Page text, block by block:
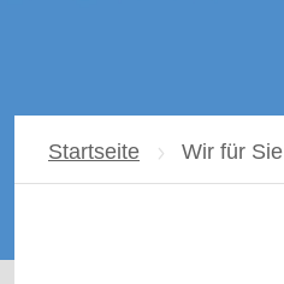
Startseite Wir für Sie